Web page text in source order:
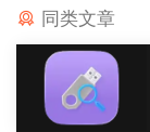
同类文章